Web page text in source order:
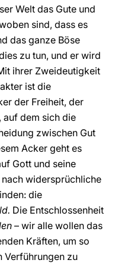
Welt das Gute und
sind, dass es
das ganze Böse
zu tun, und er wird
ihrer Zweideutigkeit
ist die
der Freiheit, der
auf dem sich die
zwischen Gut
Acker geht es
Gott und seine
widersprüchliche
die
Die Entschlossenheit
– wir alle wollen das
Kräften, um so
Verführungen zu